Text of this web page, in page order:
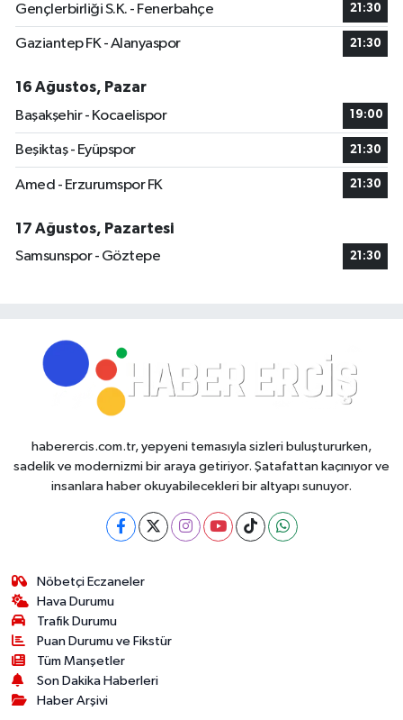
Gençlerbirliği S.K. - Fenerbahçe 21:30
Gaziantep FK - Alanyaspor 21:30
16 Ağustos, Pazar
Başakşehir - Kocaelispor
19:00
Beşiktaş - Eyüpspor 21:30
Amed - Erzurumspor FK 21:30
17 Ağustos, Pazartesi
Samsunspor - Göztepe
21:30
haberercis.com.tr, yepyeni temasıyla sizleri buluştururken,
sadelik ve modernizmi bir araya getiriyor. Şatafattan kaçınıyor ve
insanlara haber okuyabilecekleri bir altyapı sunuyor.
Nöbetçi Eczaneler
Hava Durumu
Trafik Durumu
Puan Durumu ve Fikstür
Tüm Manşetler
Son Dakika Haberleri
Haber Arşivi